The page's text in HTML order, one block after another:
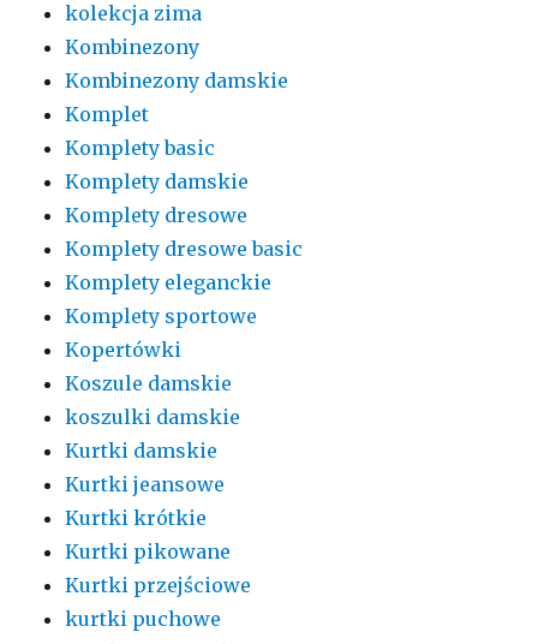
kolekcja zima
Kombinezony
Kombinezony damskie
Komplet
Komplety basic
Komplety damskie
Komplety dresowe
Komplety dresowe basic
Komplety eleganckie
Komplety sportowe
Kopertówki
Koszule damskie
koszulki damskie
Kurtki damskie
Kurtki jeansowe
Kurtki krótkie
Kurtki pikowane
Kurtki przejściowe
kurtki puchowe